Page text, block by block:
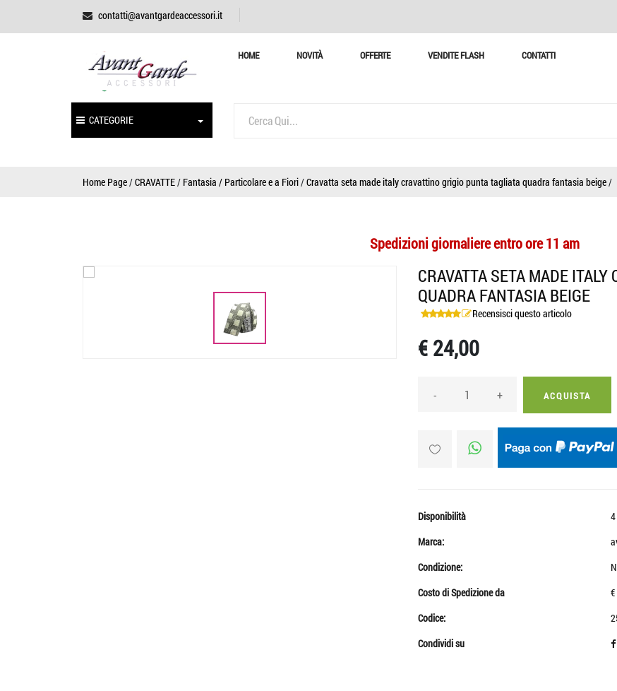
contatti@avantgardeaccessori.it
HOME NOVITÀ OFFERTE VENDITE FLASH CONTATTI
CATEGORIE
Home Page/CRAVATTE/ Fantasia / Particolare e a Fiori/Cravatta seta made italy cravattino grigio punta tagliata quadra fantasia beige/
Spedizioni giornaliere entro ore 11 am
CRAVATTA SETA MADE
QUADRA FANTASIA BEIGE
Recensisci questo articolo
€ 24,00
- + ACQUISTA
Disponibilità
Marca:
Condizione:
Costo di Spedizione da
€
Codice:
Condividi su